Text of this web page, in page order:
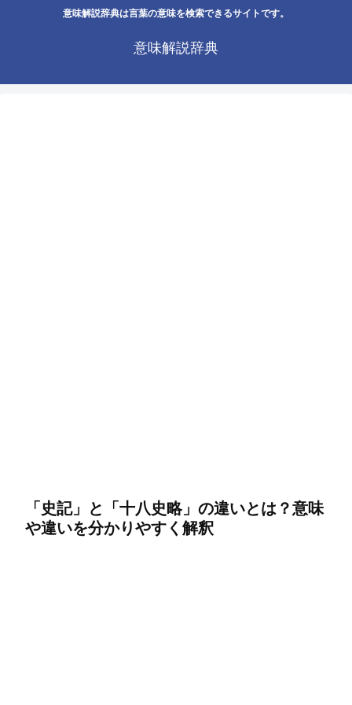
意味解説辞典は言葉の意味を検索できるサイトです。
意味解説辞典
「史記」と「十八史略」の違いとは？意味
や違いを分かりやすく解釈